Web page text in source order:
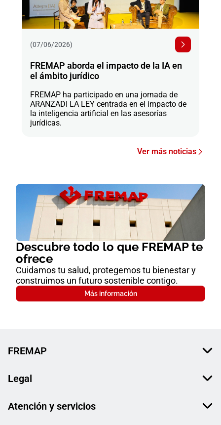
(07/06/2026)
FREMAP aborda el impacto de la IA en
el ámbito jurídico
FREMAP ha participado en una jornada de
ARANZADI LA LEY centrada en el impacto de
la inteligencia artificial en las asesorías
jurídicas.
Ver más noticias
Descubre todo lo que FREMAP te
ofrece
Cuidamos tu salud, protegemos tu bienestar y
construimos un futuro sostenible contigo.
Más información
FREMAP
Legal
Atención y servicios